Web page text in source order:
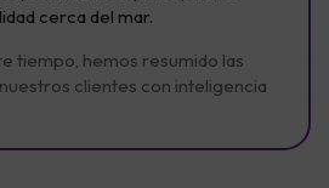
cerca del mar.
tiempo, hemos resumido las
clientes con inteligencia